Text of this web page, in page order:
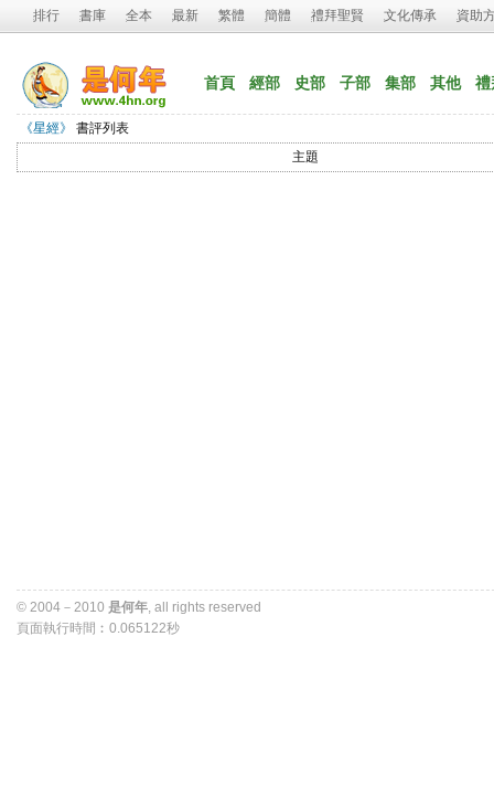
排行 書庫 全本 最新 繁體 簡體 禮拜聖賢 文化傳承 資助
首頁 經部 史部 子部 集部 其他 禮
《星經》
書評列表
主題
© 2004－2010 是何年 , all rights reserved
頁面執行時間︰0.065122秒